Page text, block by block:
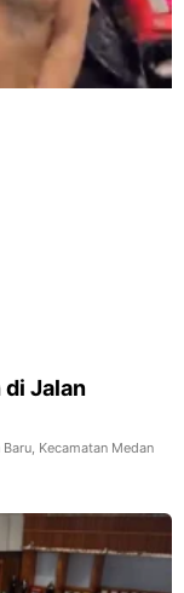
di Jalan
Kecamatan Medan